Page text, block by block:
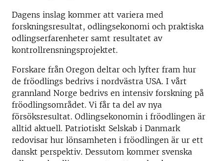
Dagens inslag kommer att variera med
forskningsresultat, odlingsekonomi och praktiska
odlingserfarenheter samt resultatet av
kontrollrensningsprojektet.
Forskare från Oregon deltar och lyfter fram hur
de fröodlings bedrivs i nordvästra USA. I vårt
grannland Norge bedrivs en intensiv forskning på
fröodlingsområdet. Vi får ta del av nya
försöksresultat. Odlingsekonomin i fröodlingen är
alltid aktuell. Patriotiskt Selskab i Danmark
redovisar hur lönsamheten i fröodlingen är ur ett
danskt perspektiv. Dessutom kommer svenska